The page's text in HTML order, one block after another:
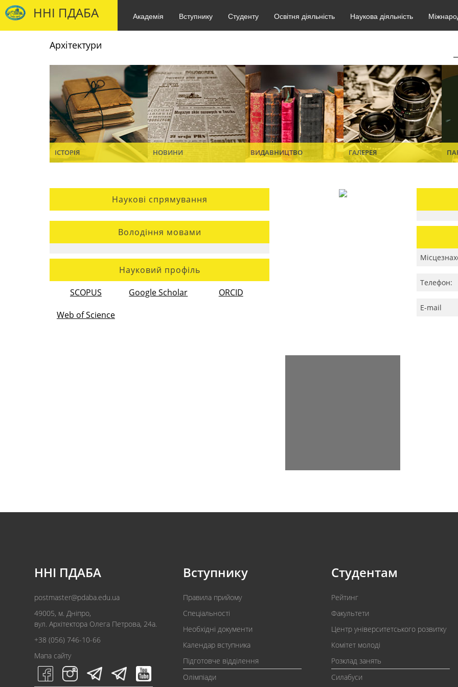
ННІ ПДАБА Академія Вступнику Студенту Освітня діяльність Наукова діяльність
Архітектури
ІСТОРІЯ НОВИНИ ВИДАВНИЦТВО ГАЛЕРЕЯ
Наукові спрямування
Володіння мовами
Науковий профіль
SCOPUS
Google Scholar
ORCID
Web of Science
Телефон:
E-mail
ННІ ПДАБА
postmaster@pdaba.edu.ua
49005, м. Дніпро,
вул. Архітектора Олега Петрова, 24а.
+38 (056) 746-10-66
Мапа сайту
Вступнику
Правила прийому
Спеціальності
Необхідні документи
Календар вступника
Підготовче відділення
Олімпіади
Студентам
Рейтинг
Факультети
Центр університетського розвитку
Комітет молоді
Розклад занять
Силабуси